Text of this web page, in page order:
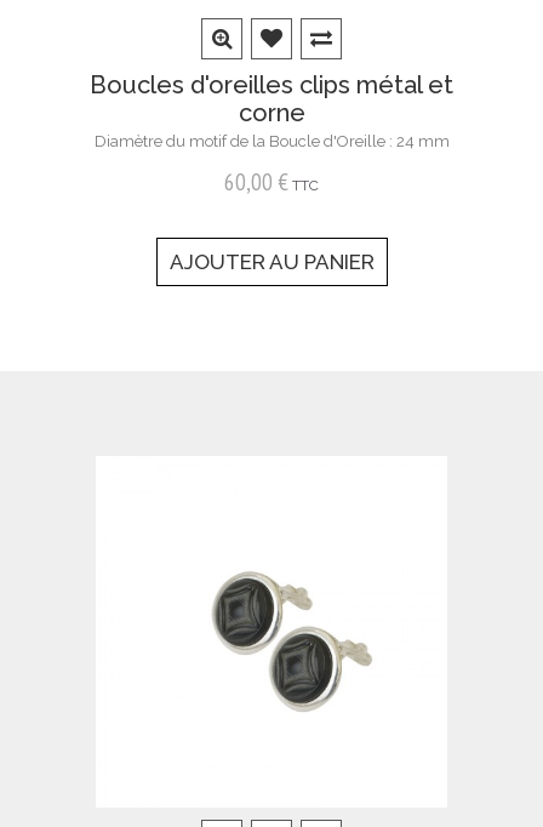
Boucles d'oreilles clips métal et
corne
Diamètre du motif de la Boucle d'Oreille : 24 mm
60,00 € TTC
AJOUTER AU PANIER